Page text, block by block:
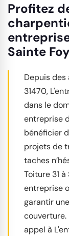
Profitez
Sainte
Depuis des
31470,
dans le
entreprise
bénéficier
projets de
taches
Toiture 31
entreprise
garantir
couverture.
appel à